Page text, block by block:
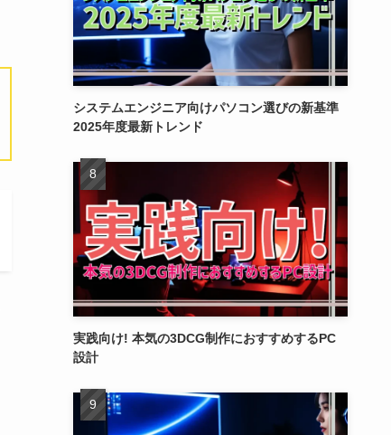
システムエンジニア向けパソコン選びの新基準
2025年度最新トレンド
実践向け! 本気の3DCG制作におすすめするPC
設計